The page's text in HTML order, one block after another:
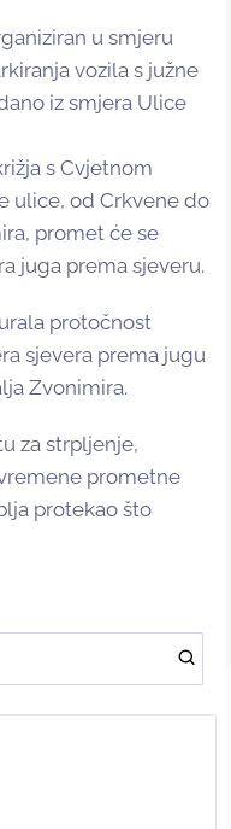
u smjeru
vozila s južne
iz smjera Ulice
s Cvjetnom
ulice, od Crkvene do
promet će se
juga prema sjeveru.
protočnost
sjevera prema jugu
Zvonimira.
za strpljenje,
prometne
protekao što